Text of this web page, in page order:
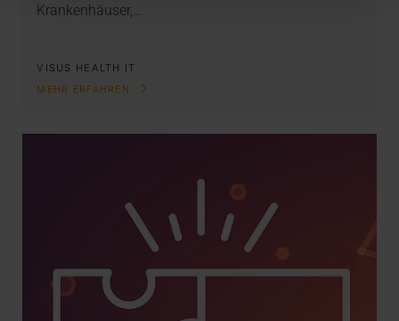
Krankenhäuser,…
VISUS HEALTH IT
MEHR ERFAHREN